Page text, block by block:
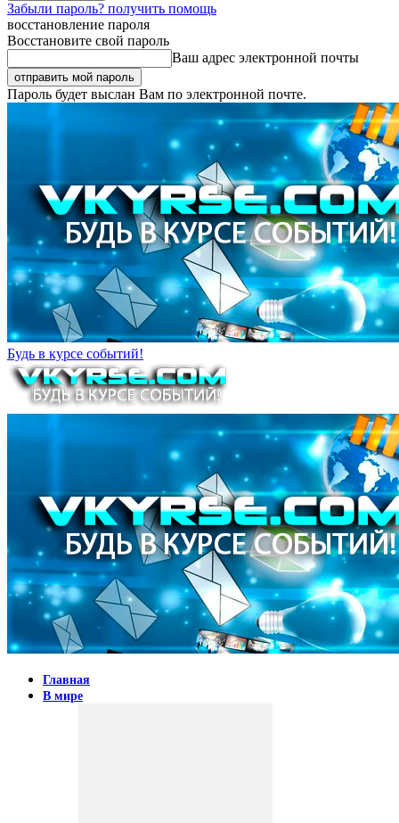
Забыли пароль? получить помощь
восстановление пароля
Восстановите свой пароль
Ваш адрес электронной почты
Пароль будет выслан Вам по электронной почте.
Будь в курсе событий!
Главная
В мире